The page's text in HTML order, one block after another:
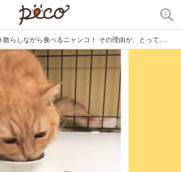
ながら食べるニャンコ！ その理由が、とっても可愛かった…(*´ｪ`*)